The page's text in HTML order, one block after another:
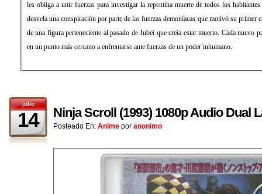
les obliga a unir fuerzas para investigar la repentina muerte de todos los
desvela una conspiración por parte de las fuerzas demoníacas que motivó su primer
de una figura perteneciente al pasado de Jubei que creía estar muerto. Cada nuevo
en un punto más cercano a enfrentarse ante fuerzas de un poder inhumano.
julio
14 Ninja Scroll (1993) 1080p Audio Dual
Posteado En: Anime por anonimo